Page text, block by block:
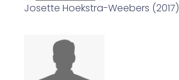
Josette Hoekstra-Weebers (2017)